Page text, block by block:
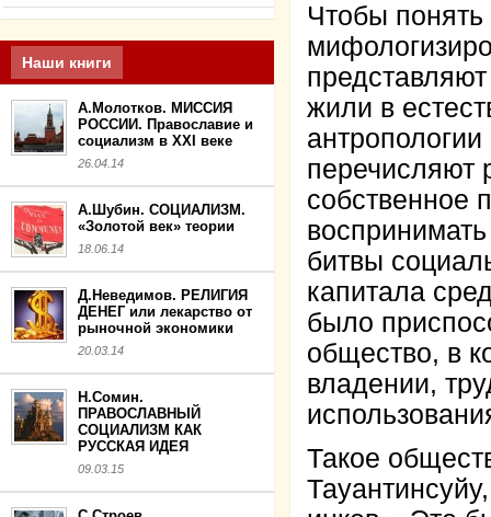
Наши книги
А.Молотков. МИССИЯ
РОССИИ. Православие и
социализм в XXI веке
26.04.14
А.Шубин. СОЦИАЛИЗМ.
«Золотой век» теории
18.06.14
Д.Неведимов. РЕЛИГИЯ
ДЕНЕГ или лекарство от
рыночной экономики
20.03.14
Н.Сомин.
ПРАВОСЛАВНЫЙ
СОЦИАЛИЗМ КАК
РУССКАЯ ИДЕЯ
09.03.15
Чтобы
жили в
перечисляют
собственное
битвы
капитала
было
общество, в
владении,
Такое